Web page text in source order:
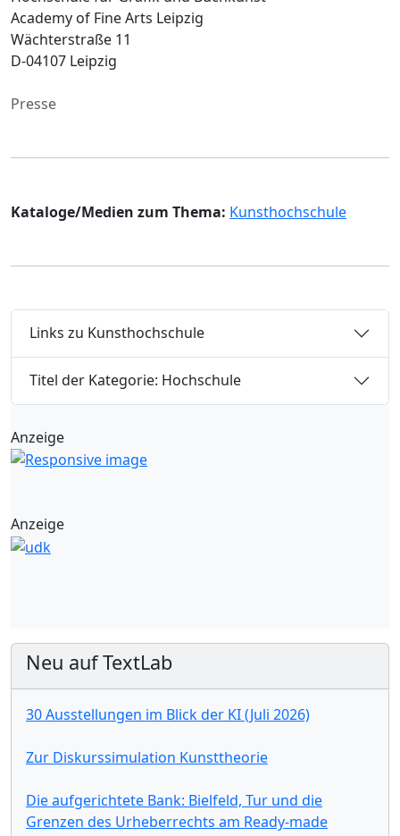
Academy of Fine Arts Leipzig
Wächterstraße 11
D-04107 Leipzig
Presse
Kataloge/Medien zum Thema: Kunsthochschule
Links zu Kunsthochschule
Titel der Kategorie: Hochschule
Anzeige
Anzeige
Neu auf TextLab
30 Ausstellungen im Blick der KI (Juli 2026)
Zur Diskurssimulation Kunsttheorie
Die aufgerichtete Bank: Bielfeld, Tur und die
Grenzen des Urheberrechts am Ready-made